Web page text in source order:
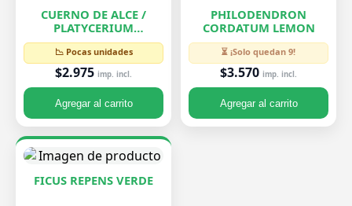
CUERNO DE ALCE /
PLATYCERIUM
BIFURCATUM
📉 Pocas unidades
$2.975 imp. incl.
Agregar al carrito
PHILODENDRON
CORDATUM LEMON
⏳ ¡Solo quedan 9!
$3.570 imp. incl.
Agregar al carrito
FICUS REPENS VERDE